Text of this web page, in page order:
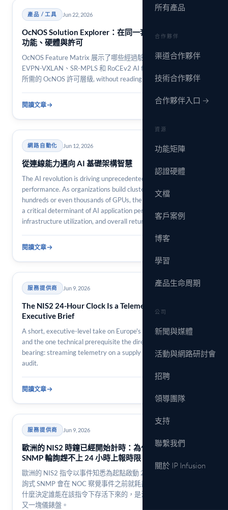
所有產品
合作夥伴
渠道合作夥伴
技術合作夥伴
合作夥伴入口 →
資源
功能矩陣
認證硬體
文檔
客戶案例
博客
學習
產品生命周期
公司
新聞與媒體
活動與網路研討會
招聘
領導團隊
支持
聯繫我們
關於 IP Infusion
產品 / 工具 Jun 22, 2026
OcNOS Solution Explorer：在同一套工作流程中核對
功能、硬體與許可
OcNOS Feature Matrix 展示了哪些經過驗證的硬體平台可運行
EVPN-VXLAN、SR-MPLS 和 RoCEv2 AI fabric，以及每個平台
所需的 OcNOS 許可層級, without reading a single datasheet.
閱讀文章 3 min
網路自動化 Jun 12, 2026
從連線能力邁向 AI 基礎架構智慧
The AI revolution is driving unprecedented demand for network
performance. As organizations build clusters containing
hundreds or even thousands of GPUs, the network has become
a critical determinant of AI application performance,
infrastructure utilization, and overall return on investment. Yet
閱讀文章
服務提供商 Jun 9, 2026
The NIS2 24-Hour Clock Is a Telemetry Problem: An
Executive Brief
A short, executive-level take on Europe's NIS2 24-hour clock
and the one technical prerequisite the directive makes load-
bearing: streaming telemetry on a supply chain a regulator can
audit.
閱讀文章
服務提供商 Jun 9, 2026
歐洲的 NIS2 時鐘已經開始計時：為什麼五分鐘一次的
SNMP 輪詢趕不上 24 小時上報時限
歐洲的 NIS2 指令以事件知悉為起點啟動 24 小時上報時鐘。輪
詢式 SNMP 會在 NOC 察覺事件之前就耗盡這段時間預算。為
什麼決定誰能在該指令下存活下來的，是流式遙測平面，而非
又一塊儀錶盤。